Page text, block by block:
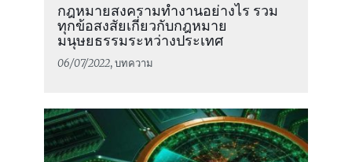
กฎหมายสงครามทำงานอย่างไร รวม
ทุกข้อสงสัยเกี่ยวกับกฎหมาย
มนุษยธรรมระหว่างประเทศ
06/07/2022, บทความ